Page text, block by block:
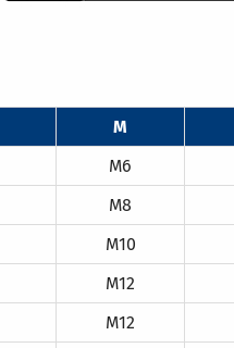
M
M6
M8
M10
M12
M12